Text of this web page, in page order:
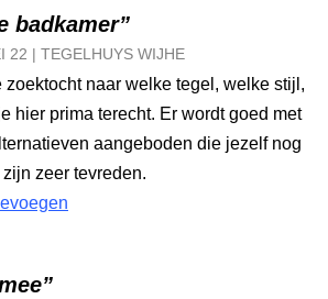
badkamer”
22 | TEGELHUYS WIJHE
zoektocht naar welke tegel, welke stijl,
hier prima terecht. Er wordt goed met
aangeboden die jezelf nog
zeer tevreden.